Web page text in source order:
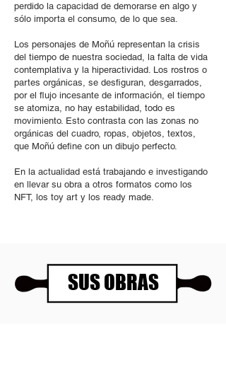
perdido la capacidad de demorarse en algo y
sólo importa el consumo, de lo que sea.
Los personajes de Moñú representan la crisis
del tiempo de nuestra sociedad, la falta de vida
contemplativa y la hiperactividad. Los rostros o
partes orgánicas, se desfiguran, desgarrados,
por el flujo incesante de información, el tiempo
se atomiza, no hay estabilidad, todo es
movimiento. Esto contrasta con las zonas no
orgánicas del cuadro, ropas, objetos, textos,
que Moñú define con un dibujo perfecto.
En la actualidad está trabajando e investigando
en llevar su obra a otros formatos como los
NFT, los toy art y los ready made.
SUS OBRAS